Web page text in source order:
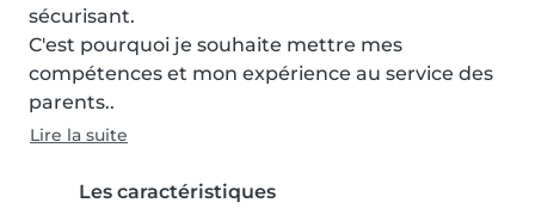
sécurisant.
C'est pourquoi je souhaite mettre mes
compétences et mon expérience au service des
parents..
Lire la suite
Les caractéristiques